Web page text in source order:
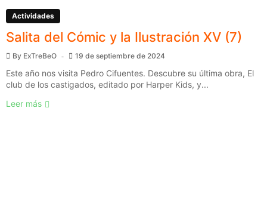
Actividades
Salita del Cómic y la Ilustración XV (7)
By ExTreBeO 19 de septiembre de 2024
Este año nos visita Pedro Cifuentes. Descubre su última obra, El
club de los castigados, editado por Harper Kids, y...
Leer más